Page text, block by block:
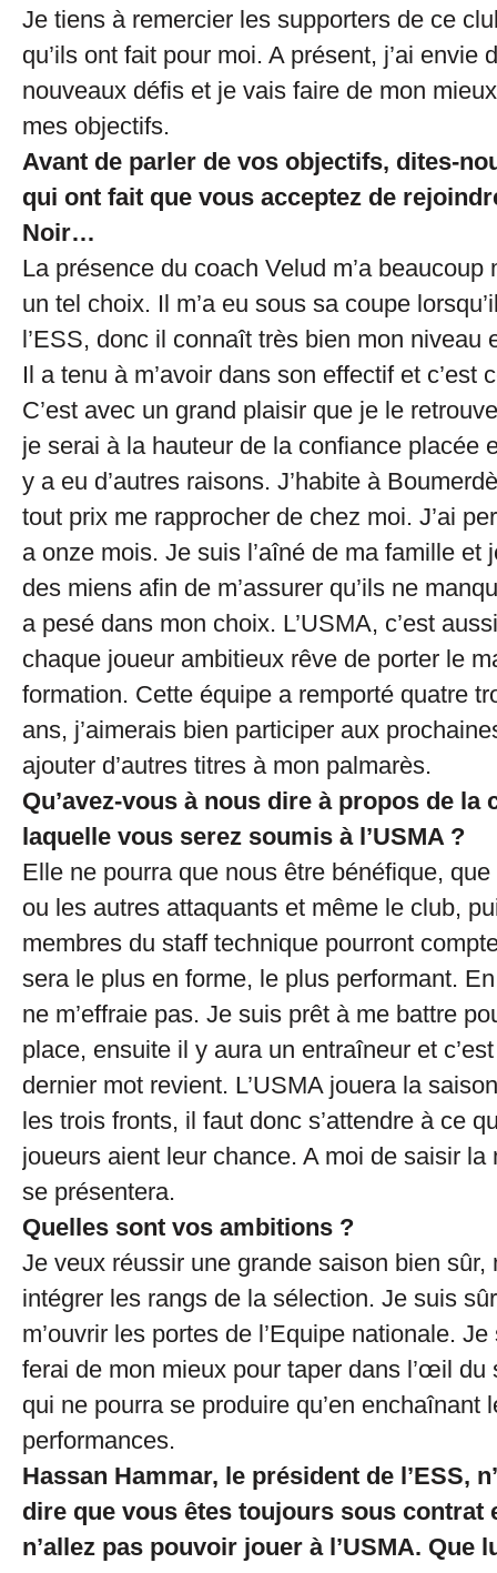
Je tiens à remercier les supporters de ce
qu’ils ont fait pour moi. A présent, j’ai envie
nouveaux défis et je vais faire de mon
mes objectifs.
Avant de parler de vos objectifs, dites-
qui ont fait que vous acceptez de
Noir…
La présence du coach Velud m’a beaucoup
un tel choix. Il m’a eu sous sa coupe
l’ESS, donc il connaît très bien mon niveau
Il a tenu à m’avoir dans son effectif et c’est
C’est avec un grand plaisir que je le
je serai à la hauteur de la confiance placée
y a eu d’autres raisons. J’habite à
tout prix me rapprocher de chez moi. J’ai
a onze mois. Je suis l’aîné de ma famille et
des miens afin de m’assurer qu’ils ne
a pesé dans mon choix. L’USMA, c’est
chaque joueur ambitieux rêve de porter le
formation. Cette équipe a remporté quatre
ans, j’aimerais bien participer aux
ajouter d’autres titres à mon palmarès.
Qu’avez-vous à nous dire à propos de la
laquelle vous serez soumis à l’USMA ?
Elle ne pourra que nous être bénéfique,
ou les autres attaquants et même le club,
membres du staff technique pourront
sera le plus en forme, le plus performant.
ne m’effraie pas. Je suis prêt à me battre
place, ensuite il y aura un entraîneur et
dernier mot revient. L’USMA jouera la
les trois fronts, il faut donc s’attendre à ce
joueurs aient leur chance. A moi de saisir la
se présentera.
Quelles sont vos ambitions ?
Je veux réussir une grande saison bien sûr,
intégrer les rangs de la sélection. Je suis
m’ouvrir les portes de l’Equipe nationale.
ferai de mon mieux pour taper dans l’œil du
qui ne pourra se produire qu’en enchaînant
performances.
Hassan Hammar, le président de l’ESS,
dire que vous êtes toujours sous contrat
n’allez pas pouvoir jouer à l’USMA. Que